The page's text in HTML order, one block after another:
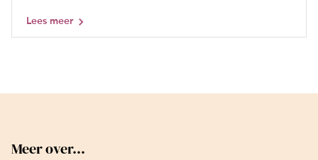
Lees meer
Meer over...